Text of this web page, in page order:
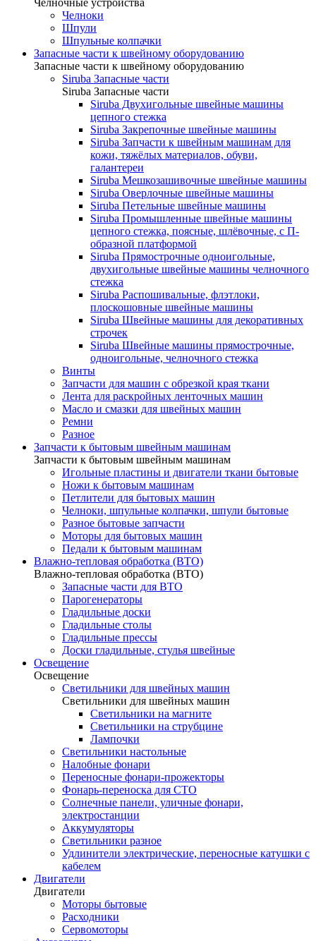
Челночные устройства
Челноки
Шпули
Шпульные колпачки
Запасные части к швейному оборудованию
Запасные части к швейному оборудованию
Siruba Запасные части
Siruba Запасные части
Siruba Двухигольные швейные машины
цепного стежка
Siruba Закрепочные швейные машины
Siruba Запчасти к швейным машинам для
кожи, тяжёлых материалов, обуви,
галантереи
Siruba Мешкозашивочные швейные машины
Siruba Оверлочные швейные машины
Siruba Петельные швейные машины
Siruba Промышленные швейные машины
цепного стежка, поясные, шлёвочные, с П-
образной платформой
Siruba Прямострочные одноигольные,
двухигольные швейные машины челночного
стежка
Siruba Распошивальные, флэтлоки,
плоскошовные швейные машины
Siruba Швейные машины для декоративных
строчек
Siruba Швейные машины прямострочные,
одноигольные, челночного стежка
Винты
Запчасти для машин с обрезкой края ткани
Лента для раскройных ленточных машин
Масло и смазки для швейных машин
Ремни
Разное
Запчасти к бытовым швейным машинам
Запчасти к бытовым швейным машинам
Игольные пластины и двигатели ткани бытовые
Ножи к бытовым машинам
Петлители для бытовых машин
Челноки, шпульные колпачки, шпули бытовые
Разное бытовые запчасти
Моторы для бытовых машин
Педали к бытовым машинам
Влажно-тепловая обработка (ВТО)
Влажно-тепловая обработка (ВТО)
Запасные части для ВТО
Парогенераторы
Гладильные доски
Гладильные столы
Гладильные прессы
Доски гладильные, стулья швейные
Освещение
Освещение
Светильники для швейных машин
Светильники для швейных машин
Светильники на магните
Светильники на струбцине
Лампочки
Светильники настольные
Налобные фонари
Переносные фонари-прожекторы
Фонарь-переноска для СТО
Солнечные панели, уличные фонари,
электростанции
Аккумуляторы
Светильники разное
Удлинители электрические, переносные катушки с
кабелем
Двигатели
Двигатели
Моторы бытовые
Расходники
Сервомоторы